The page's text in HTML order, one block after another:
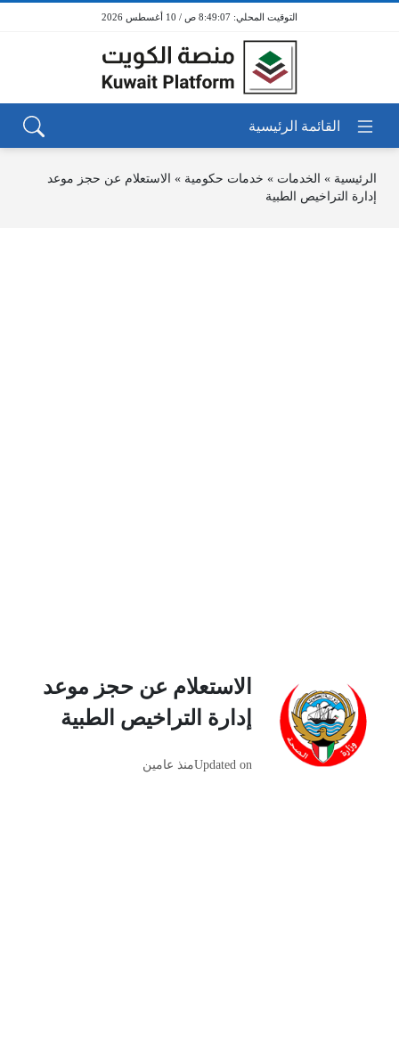
8:49:07 ص / 10 أغسطس 2026
الرئيسية » الخدمات » خدمات حكومية » الاستعلام عن حجز موعد
إدارة التراخيص الطبية
الاستعلام عن حجز موعد
إدارة التراخيص الطبية
Updated onمنذ عامين